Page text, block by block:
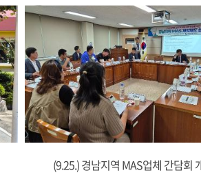
(9.25.) 경남지역 MAS업체 간담회